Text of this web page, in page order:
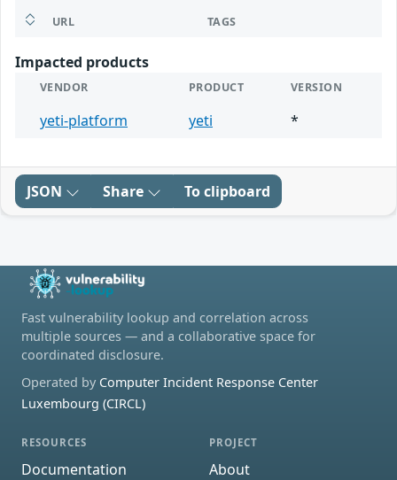
URL TAGS
Impacted products
VENDOR PRODUCT VERSION
yeti-platform yeti *
JSON Share To clipboard
Fast vulnerability lookup and correlation across
multiple sources — and a collaborative space for
coordinated disclosure.
Operated by Computer Incident Response Center
Luxembourg (CIRCL)
RESOURCES
Documentation
PROJECT
About